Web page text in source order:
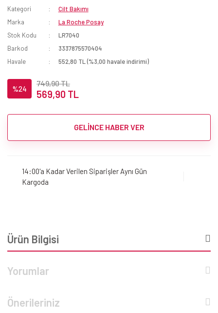
Kategori
Cilt Bakımı
Marka
La Roche Posay
Stok Kodu
LR7040
Barkod
3337875570404
Havale
552,80 TL (%3,00 havale indirimi)
%24
749,90 TL
569,90 TL
GELİNCE HABER VER
14:00'a Kadar Verilen Siparişler Aynı Gün
Kargoda
Ürün Bilgisi
Yorumlar
Önerileriniz